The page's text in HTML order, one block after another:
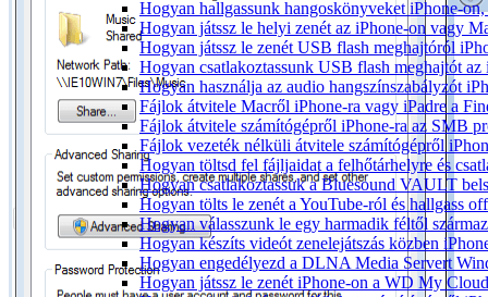
Hogyan hallgassunk hangoskönyveket iPhone-
Hogyan játssz le helyi zenét az iPhone-on vagy
Hogyan játssz le zenét USB flash meghajtóról
Hogyan csatlakoztassunk USB flash meghajtót
Hogyan használja az audio hangszínszabályzót
Fájlok átvitele Macről iPhone-ra vagy iPadre a
Fájlok átvitele számítógépről iPhone-ra az SMB
Fájlok vezeték nélküli átvitele számítógépről
Hogyan töltsd fel fájljaidat a felhőtárhelyre és
Hogyan csatlakoztassuk a Bluesound VAULT
Hogyan tölts le zenét a YouTube-ról és hallgass
Hogyan válasszunk le egy harmadik féltől
Hogyan készíts videót zenelejátszás közben
Hogyan engedélyezd a DLNA Media Servert
Hogyan játssz le zenét iPhone-on a WD My